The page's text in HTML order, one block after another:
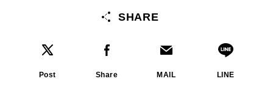
SHARE
Post Share MAIL LINE